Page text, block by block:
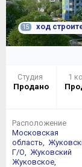
скорее,
квартиры, к
что сразу
товара.
15 ход
Студия
Продано
1
Расположение
Московская
область,
Г/О,
Жуковский
Жуковское,